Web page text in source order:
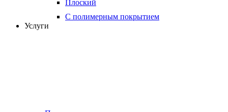
Плоский
С полимерным покрытием
Услуги